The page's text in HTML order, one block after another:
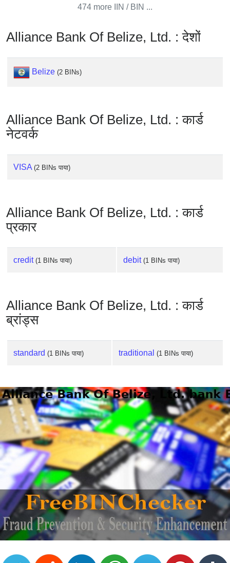
?
IP
Lookup
/
Validator
474 more IIN / BIN ...
Alliance Bank Of Belize, Ltd. : देशों
Belize (2 BINs)
Alliance Bank Of Belize, Ltd. : कार्ड
नेटवर्क
VISA (2 BINs पाया)
Alliance Bank Of Belize, Ltd. : कार्ड
प्रकार
credit (1 BINs पाया) debit (1 BINs पाया)
Alliance Bank Of Belize, Ltd. : कार्ड
ब्रांड्स
standard (1 BINs पाया) traditional (1 BINs पाया)